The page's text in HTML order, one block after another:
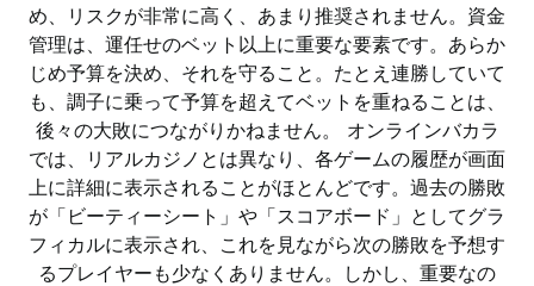
め、リスクが非常に高く、あまり推奨されません。資金
管理は、運任せのベット以上に重要な要素です。あらか
じめ予算を決め、それを守ること。たとえ連勝していて
も、調子に乗って予算を超えてベットを重ねることは、
後々の大敗につながりかねません。 オンラインバカラ
では、リアルカジノとは異なり、各ゲームの履歴が画面
上に詳細に表示されることがほとんどです。過去の勝敗
が「ビーティーシート」や「スコアボード」としてグラ
フィカルに表示され、これを見ながら次の勝敗を予想す
るプレイヤーも少なくありません。しかし、重要なの